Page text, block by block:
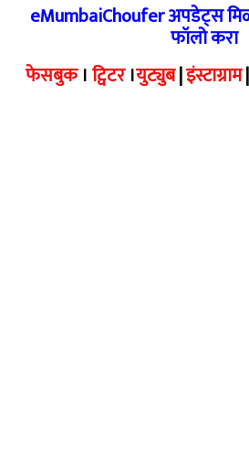
eMumbaiChoufer अपडेट्स
फॉलो करा
फेसबुक।ट्विटर।युट्युब|इंस्टाग्राम|